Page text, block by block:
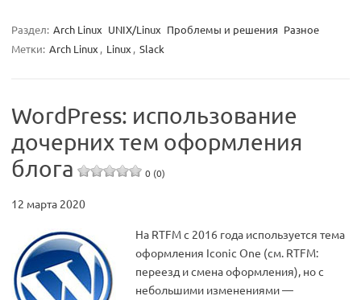
Раздел: Arch Linux UNIX/Linux Проблемы и решения Разное
Метки: Arch Linux , Linux , Slack
WordPress: использование
дочерних тем оформления
блога
0 (0)
12 марта 2020
На RTFM с 2016 года используется тема
оформления Iconic One (см. RTFM:
переезд и смена оформления), но с
небольшими изменениями —